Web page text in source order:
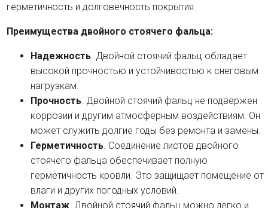
герметичность и долговечность покрытия.
Преимущества двойного стоячего фальца:
Надежность. Двойной стоячий фальц обладает
высокой прочностью и устойчивостью к снеговым
нагрузкам.
Прочность. Двойной стоячий фальц не подвержен
коррозии и другим атмосферным воздействиям. Он
может служить долгие годы без ремонта и замены.
Герметичность. Соединение листов двойного
стоячего фальца обеспечивает полную
герметичность кровли. Это защищает помещение от
влаги и других погодных условий.
Монтаж. Двойной стоячий фальц можно легко и